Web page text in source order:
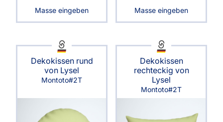
Masse eingeben Masse eingeben
Dekokissen rund
von Lysel
Montoto#2T
Dekokissen
rechteckig von
Lysel
Montoto#2T